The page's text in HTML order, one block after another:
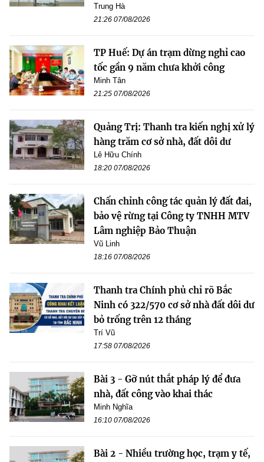
Trung Hà
21:26 07/08/2026
TP Huế: Dự án trạm dừng nghỉ cao
tốc gần 9 năm chưa khởi công
Minh Tân
21:25 07/08/2026
Quảng Trị: Thanh tra kiến nghị xử lý
hàng trăm cơ sở nhà, đất dôi dư
Lê Hữu Chính
18:20 07/08/2026
Chấn chỉnh công tác quản lý đất đai,
bảo vệ rừng tại Công ty TNHH MTV
Lâm nghiệp Bảo Thuận
Vũ Linh
18:16 07/08/2026
Thanh tra Chính phủ chỉ rõ Bắc
Ninh có 322/570 cơ sở nhà đất dôi dư
bỏ trống trên 12 tháng
Trí Vũ
17:58 07/08/2026
Bài 3 - Gỡ nút thắt pháp lý để đưa
nhà, đất công vào khai thác
Minh Nghĩa
16:10 07/08/2026
Bài 2 - Nhiều trường học, trạm y tế,